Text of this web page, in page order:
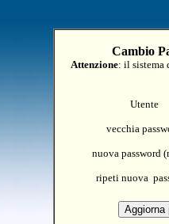
Cambio
Attenzione: il sistema
Utente
vecchia
nuova password
ripeti nuova